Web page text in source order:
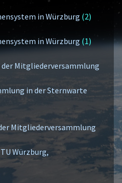
in Würzburg (2)
in Würzburg(1)
der Mitgliederversammlung
in der Sternwarte
Mitgliederversammlung
Würzburg,